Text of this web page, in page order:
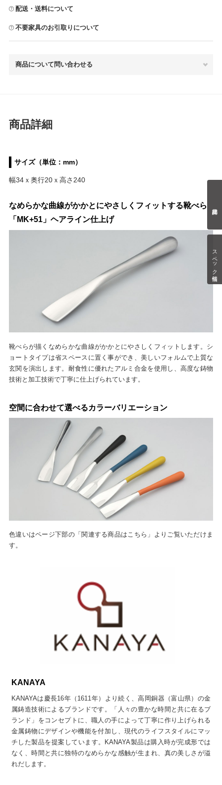
スペック情報
配送・送料について
不要家具のお引取りについて
商品について問い合わせる
商品詳細
サイズ（単位：mm）
幅34ｘ奥行20ｘ高さ240
なめらかな曲線がかかとにやさしくフィットする靴べら
「MK+51」ヘアライン仕上げ
靴べらが描くなめらかな曲線がかかとにやさしくフィットします。シ
ョートタイプは省スペースに置く事ができ、美しいフォルムで上質な
玄関を演出します。耐食性に優れたアルミ合金を使用し、高度な鋳物
技術と加工技術で丁寧に仕上げられています。
空間に合わせて選べるカラーバリエーション
色違いはページ下部の「関連する商品はこちら」よりご覧いただけま
す。
KANAYA
KANAYAは慶長16年（1611年）より続く、高岡銅器（富山県）の金
属鋳造技術によるブランドです。「人々の豊かな時間と共に在るブ
ランド」をコンセプトに、職人の手によって丁寧に作り上げられる
金属鋳物にデザインや機能を付加し、現代のライフスタイルにマッ
チした製品を提案しています。KANAYA製品は購入時が完成形では
なく、時間と共に独特のなめらかな感触が生まれ、真の美しさが溢
れだします。